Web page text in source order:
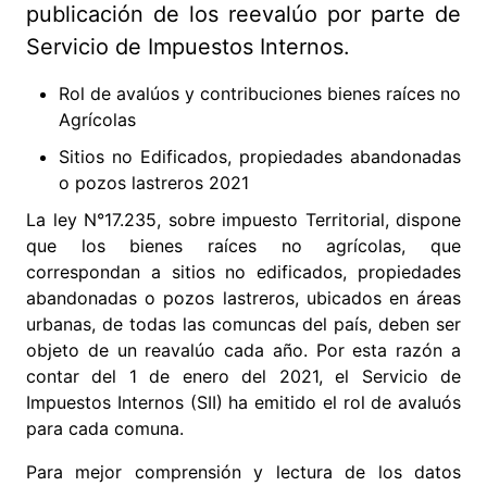
publicación de los reevalúo por parte de
Servicio de Impuestos Internos.
Rol de avalúos y contribuciones bienes raíces no
Agrícolas
Sitios no Edificados, propiedades abandonadas
o pozos lastreros 2021
La ley N°17.235, sobre impuesto Territorial, dispone
que los bienes raíces no agrícolas, que
correspondan a sitios no edificados, propiedades
abandonadas o pozos lastreros, ubicados en áreas
urbanas, de todas las comuncas del país, deben ser
objeto de un reavalúo cada año. Por esta razón a
contar del 1 de enero del 2021, el Servicio de
Impuestos Internos (SII) ha emitido el rol de avaluós
para cada comuna.
Para mejor comprensión y lectura de los datos